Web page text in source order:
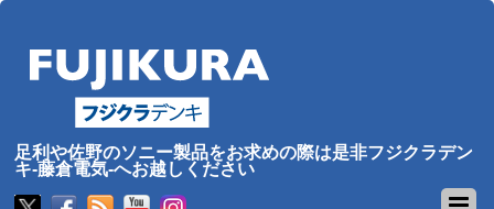
足利や佐野のソニー製品をお求めの際は是非フジクラデン
キ-藤倉電気-へお越しください